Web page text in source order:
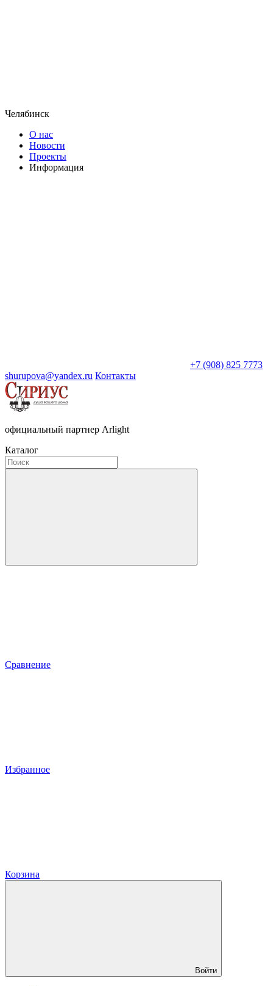
Челябинск
О нас
Новости
Проекты
Информация
+7 (908) 825 7773
shurupova@yandex.ru Контакты
официальный партнер Arlight
Каталог
Сравнение
Избранное
Корзина
Войти